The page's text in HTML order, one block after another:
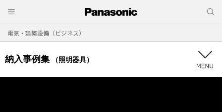
電気・建築設備（ビジネス）
納入事例集 （照明器具）